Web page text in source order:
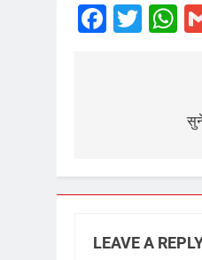
navigation
LEAVE A